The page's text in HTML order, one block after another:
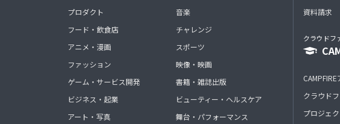
プロダクト
フード・飲食店
アニメ・漫画
ファッション
ゲーム・サービス開発
ビジネス・起業
アート・写真
音楽
チャレンジ
スポーツ
映像・映画
書籍・雑誌出版
ビューティー・ヘルスケア
舞台・パフォーマンス
資料請求
クラウドフ
クラウド
プロジェ